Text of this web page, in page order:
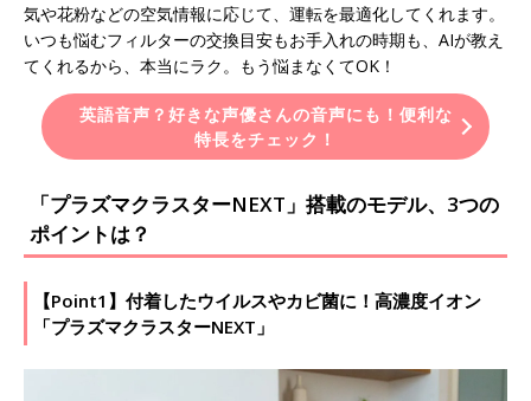
気や花粉などの空気情報に応じて、運転を最適化してくれます。
いつも悩むフィルターの交換目安もお手入れの時期も、AIが教え
てくれるから、本当にラク。もう悩まなくてOK！
英語音声？好きな声優さんの音声にも！便利な
特長をチェック！
「プラズマクラスターNEXT」搭載のモデル、3つの
ポイントは？
【Point1】付着したウイルスやカビ菌に！高濃度イオン
「プラズマクラスターNEXT」